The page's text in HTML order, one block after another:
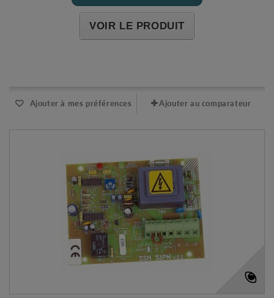
VOIR LE PRODUIT
Ajouter à mes préférences Ajouter au comparateur